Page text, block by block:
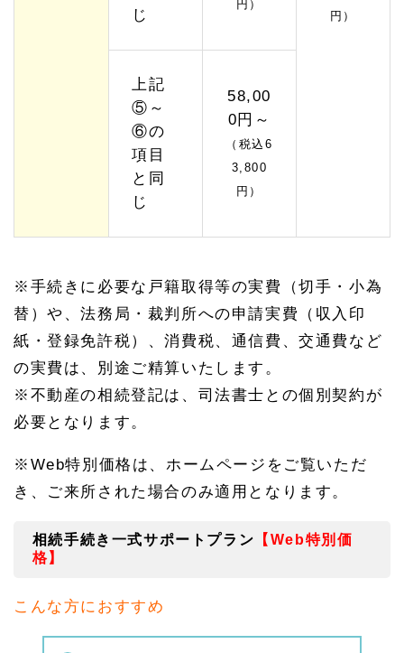
円）
じ
円）
上記
⑤～
⑥の
項目
と同
じ
58,00
0円～
（税込6
3,800
円）
※手続きに必要な戸籍取得等の実費（切手・小為
替）や、法務局・裁判所への申請実費（収入印
紙・登録免許税）、消費税、通信費、交通費など
の実費は、別途ご精算いたします。
※不動産の相続登記は、司法書士との個別契約が
必要となります。
※Web特別価格は、ホームページをご覧いただ
き、ご来所された場合のみ適用となります。
相続手続き一式サポートプラン 【Web特別価
格】
こんな方におすすめ